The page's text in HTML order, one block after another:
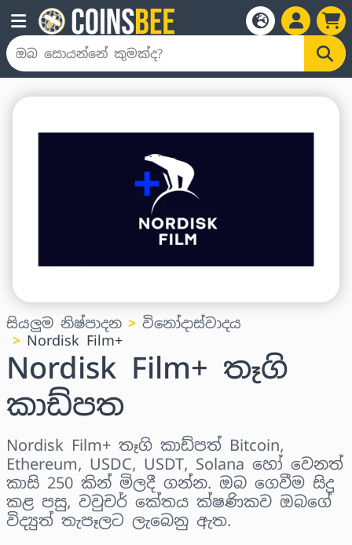
සියලුම නිෂ්පාදන
විනෝදාස්වාදය
Nordisk Film+
Nordisk Film+ තෑගි
කාඩ්පත
Nordisk Film+ තෑගි කාඩ්පත් Bitcoin,
Ethereum, USDC, USDT, Solana හෝ වෙනත්
කාසි 250 කින් මිලදී ගන්න. ඔබ ගෙවීම සිදු
කළ පසු, වවුචර් කේතය ක්ෂණිකව ඔබගේ
විද්‍යුත් තැපෑලට ලැබෙනු ඇත.